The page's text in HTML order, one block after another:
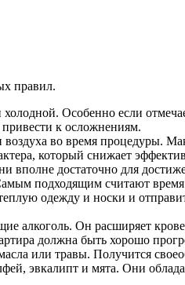
правил.
Особенно если
привести к осложнениям.
во время процедуры.
который снижает
вполне достаточно для
подходящим считают
одежду и носки и
алкоголь. Он расширяет
должна быть хорошо
или травы. Получится
эвкалипт и мята. Они